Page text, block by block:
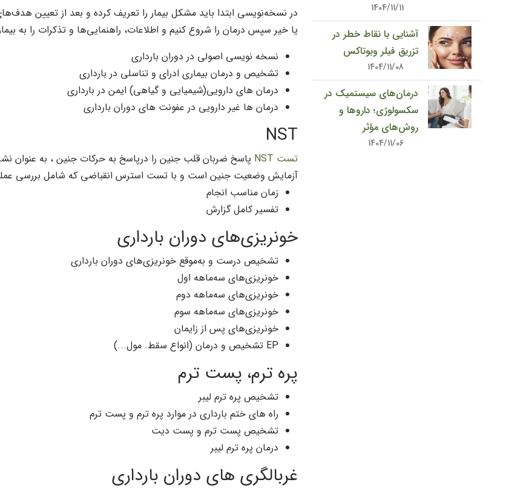
در نسخه‌نویسی ابتدا باید مشکل بیمار را تعریف کرده و بعد از تعیین
یا خیر سپس درمان را شروع کنیم و اطلاعات، راهنمایی‌ها و تذکرات را به
نسخه نویسی اصولی در دوران بارداری
تشخیص و درمان بیماری ادرای و تناسلی در بارداری
درمان های دارویی(شیمیایی و گیاهی) ایمن در بارداری
درمان ها غیر دارویی در عفونت های دوران بارداری
NST
تست NST
پاسخ ضربان قلب جنین را درپاسخ به حرکات جنین ، به عنوان
آزمایش وضعیت جنین است و با تست استرس انقباضی که شامل بررسی
زمان مناسب انجام
تفسیر کامل گزارش
خونریزی‌های دوران بارداری
تشخیص درست و به‌موقع خونریزی‌های دوران بارداری
خونریزی‌های سه‌ماهه اول
خونریزی‌های سه‌ماهه دوم
خونریزی‌های سه‌ماهه سوم
خونریزی‌های پس از زایمان
EP تشخیص و درمان (انواع سقط. مول...)
پره ترم، پست ترم
تشخیص پره ترم لیبر
راه های ختم بارداری در موارد پره ترم و پست ترم
تشخیص پست ترم و پست دیت
درمان پره ترم لیبر
غربالگری های دوران بارداری
آشنایی با نقاط خطر در
تزریق فیلر وبوتاکس
درمان‌های سیستمیک در
سکسولوژی؛ داروها و
روش‌های مؤثر